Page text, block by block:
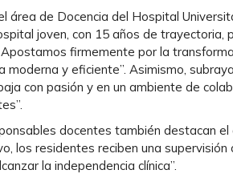
área de Docencia del Hospital
joven, con 15 años de
firmemente por la
moderna y eficiente”. Asimismo,
con pasión y en un ambiente de
docentes también destacan
los residentes reciben una
la independencia clínica”.